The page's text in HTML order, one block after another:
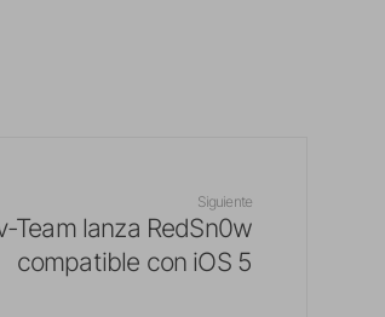
Siguiente
Team lanza RedSn0w
compatible con iOS 5